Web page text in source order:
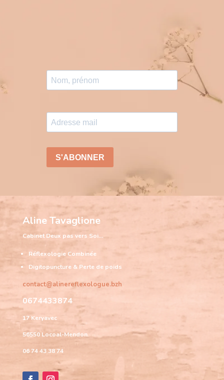
Aline Tavaglione
CabinetDeux pas vers Soi…
Réflexologie Combinée
Digitopuncture & Perte de poids
contact@alinereflexologue.bzh
0674433874
17 Keryavec
56550 Locoal-Mendon
06 74 43 38 74